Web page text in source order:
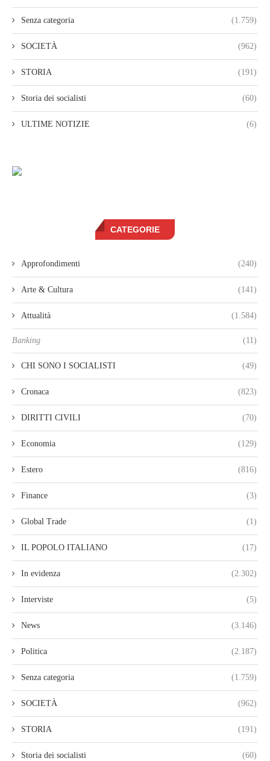
Senza categoria (1.759)
SOCIETÀ (962)
STORIA (191)
Storia dei socialisti (60)
ULTIME NOTIZIE (6)
CATEGORIE
Approfondimenti (240)
Arte & Cultura (141)
Attualità (1.584)
Banking (11)
CHI SONO I SOCIALISTI (49)
Cronaca (823)
DIRITTI CIVILI (70)
Economia (129)
Estero (816)
Finance (3)
Global Trade (1)
IL POPOLO ITALIANO (17)
In evidenza (2.302)
Interviste (5)
News (3.146)
Politica (2.187)
Senza categoria (1.759)
SOCIETÀ (962)
STORIA (191)
Storia dei socialisti (60)